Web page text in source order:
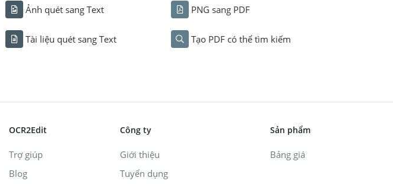
Ảnh quét sang Text
Tài liệu quét sang Text
PNG sang PDF
Tạo PDF có thể tìm kiếm
OCR2Edit
Trợ giúp
Blog
Công ty
Giới thiệu
Tuyển dụng
Sản phẩm
Bảng giá